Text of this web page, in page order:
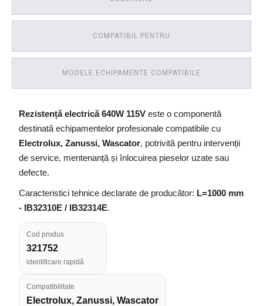
COMPATIBIL PENTRU
MODELE ECHIPAMENTE COMPATIBILE
Rezistență electrică 640W 115V este o componentă
destinată echipamentelor profesionale compatibile cu
Electrolux, Zanussi, Wascator, potrivită pentru intervenții
de service, mentenanță și înlocuirea pieselor uzate sau
defecte.
Caracteristici tehnice declarate de producător: L=1000 mm
- IB32310E / IB32314E.
Cod produs
321752
identificare rapidă
Compatibilitate
Electrolux, Zanussi, Wascator